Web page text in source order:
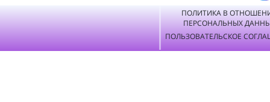
ПОЛИТИКА В
ПЕРСОНАЛЬНЫХ
ПОЛЬЗОВАТЕЛЬСКОЕ